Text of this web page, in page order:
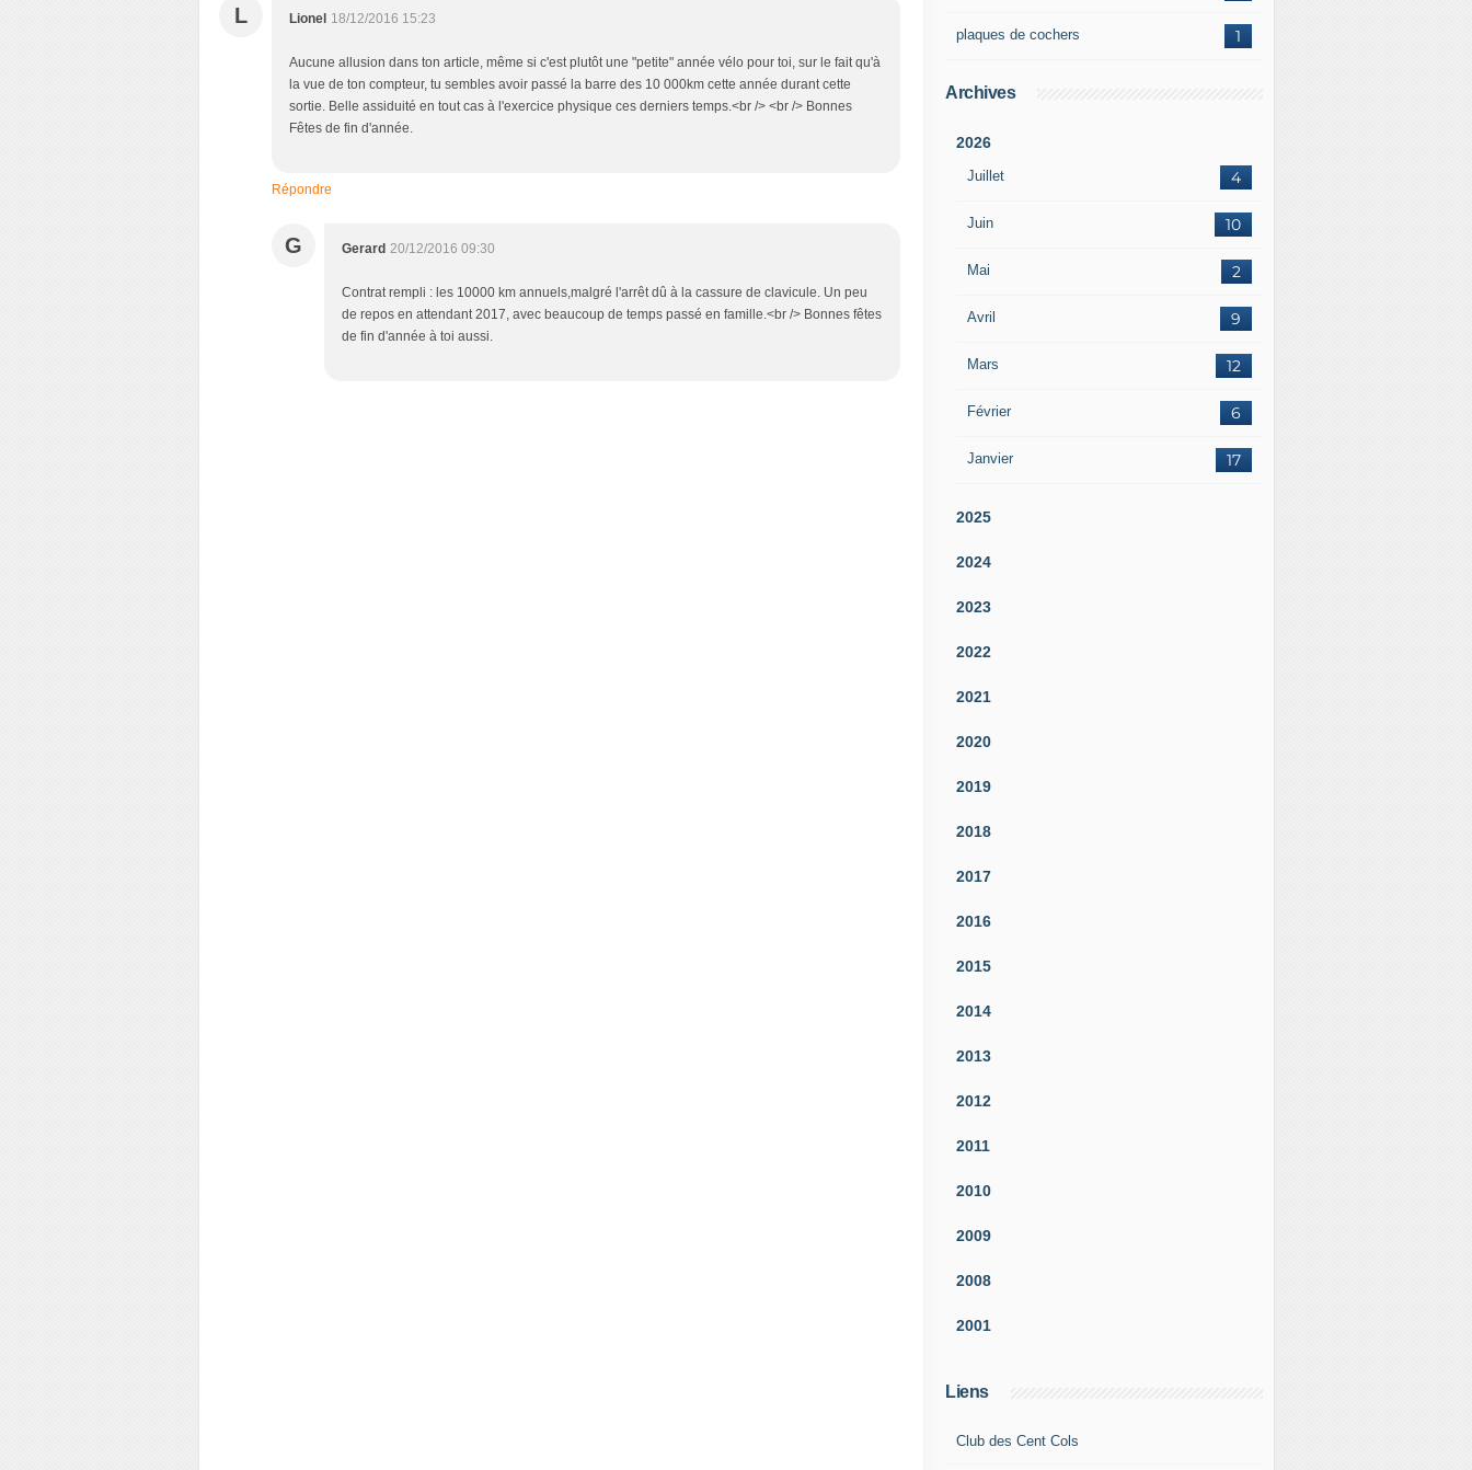
L Lionel 18/12/2016 15:23
Aucune allusion dans ton article, même si c'est plutôt une "petite" année vélo pour toi, sur le fait qu'à
la vue de ton compteur, tu sembles avoir passé la barre des 10 000km cette année durant cette
sortie. Belle assiduité en tout cas à l'exercice physique ces derniers temps.<br /> <br /> Bonnes
Fêtes de fin d'année.
Répondre
G Gerard 20/12/2016 09:30
Contrat rempli : les 10000 km annuels,malgré l'arrêt dû à la cassure de clavicule. Un peu
de repos en attendant 2017, avec beaucoup de temps passé en famille.<br /> Bonnes fêtes
de fin d'année à toi aussi.
1
plaques de cochers
Archives
2026
Juillet 4
Juin 10
Mai 2
Avril 9
Mars 12
Février 6
Janvier 17
2025
2024
2023
2022
2021
2020
2019
2018
2017
2016
2015
2014
2013
2012
2011
2010
2009
2008
2001
Liens
Club des Cent Cols